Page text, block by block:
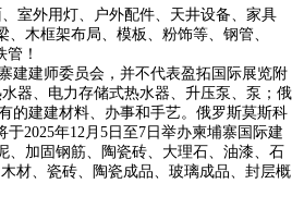
室外用灯、户外配件、天井设备、家具
木框架布局、模板、粉饰等、钢管、
！
建建师委员会，并不代表盈拓国际展览附
器、电力存储式热水器、升压泵、泵；俄
的建建材料、办事和手艺。俄罗斯莫斯科
2025年12月5日至7日举办柬埔寨国际建
、加固钢筋、陶瓷砖、大理石、油漆、石
材、瓷砖、陶瓷成品、玻璃成品、封层概